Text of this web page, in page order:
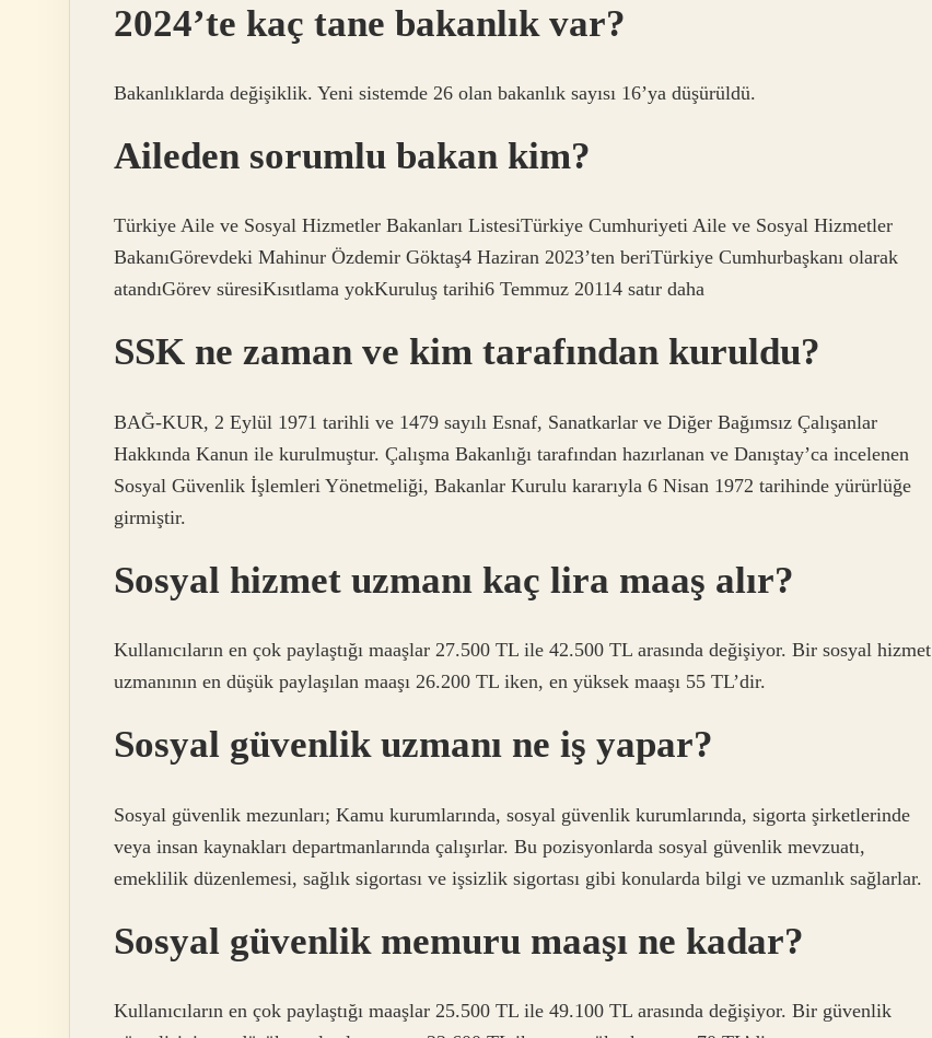
2024’te kaç tane bakanlık var?
Bakanlıklarda değişiklik. Yeni sistemde 26 olan bakanlık sayısı 16’ya düşürüldü.
Aileden sorumlu bakan kim?
Türkiye Aile ve Sosyal Hizmetler Bakanları ListesiTürkiye Cumhuriyeti Aile ve Sosyal Hizmetler
BakanıGörevdeki Mahinur Özdemir Göktaş4 Haziran 2023’ten beriTürkiye Cumhurbaşkanı olarak
atandıGörev süresiKısıtlama yokKuruluş tarihi6 Temmuz 20114 satır daha
SSK ne zaman ve kim tarafından kuruldu?
BAĞ-KUR, 2 Eylül 1971 tarihli ve 1479 sayılı Esnaf, Sanatkarlar ve Diğer Bağımsız Çalışanlar
Hakkında Kanun ile kurulmuştur. Çalışma Bakanlığı tarafından hazırlanan ve Danıştay’ca incelenen
Sosyal Güvenlik İşlemleri Yönetmeliği, Bakanlar Kurulu kararıyla 6 Nisan 1972 tarihinde yürürlüğe
girmiştir.
Sosyal hizmet uzmanı kaç lira maaş alır?
Kullanıcıların en çok paylaştığı maaşlar 27.500 TL ile 42.500 TL arasında değişiyor. Bir sosyal hizmet
uzmanının en düşük paylaşılan maaşı 26.200 TL iken, en yüksek maaşı 55 TL’dir.
Sosyal güvenlik uzmanı ne iş yapar?
Sosyal güvenlik mezunları; Kamu kurumlarında, sosyal güvenlik kurumlarında, sigorta şirketlerinde
veya insan kaynakları departmanlarında çalışırlar. Bu pozisyonlarda sosyal güvenlik mevzuatı,
emeklilik düzenlemesi, sağlık sigortası ve işsizlik sigortası gibi konularda bilgi ve uzmanlık sağlarlar.
Sosyal güvenlik memuru maaşı ne kadar?
Kullanıcıların en çok paylaştığı maaşlar 25.500 TL ile 49.100 TL arasında değişiyor. Bir güvenlik